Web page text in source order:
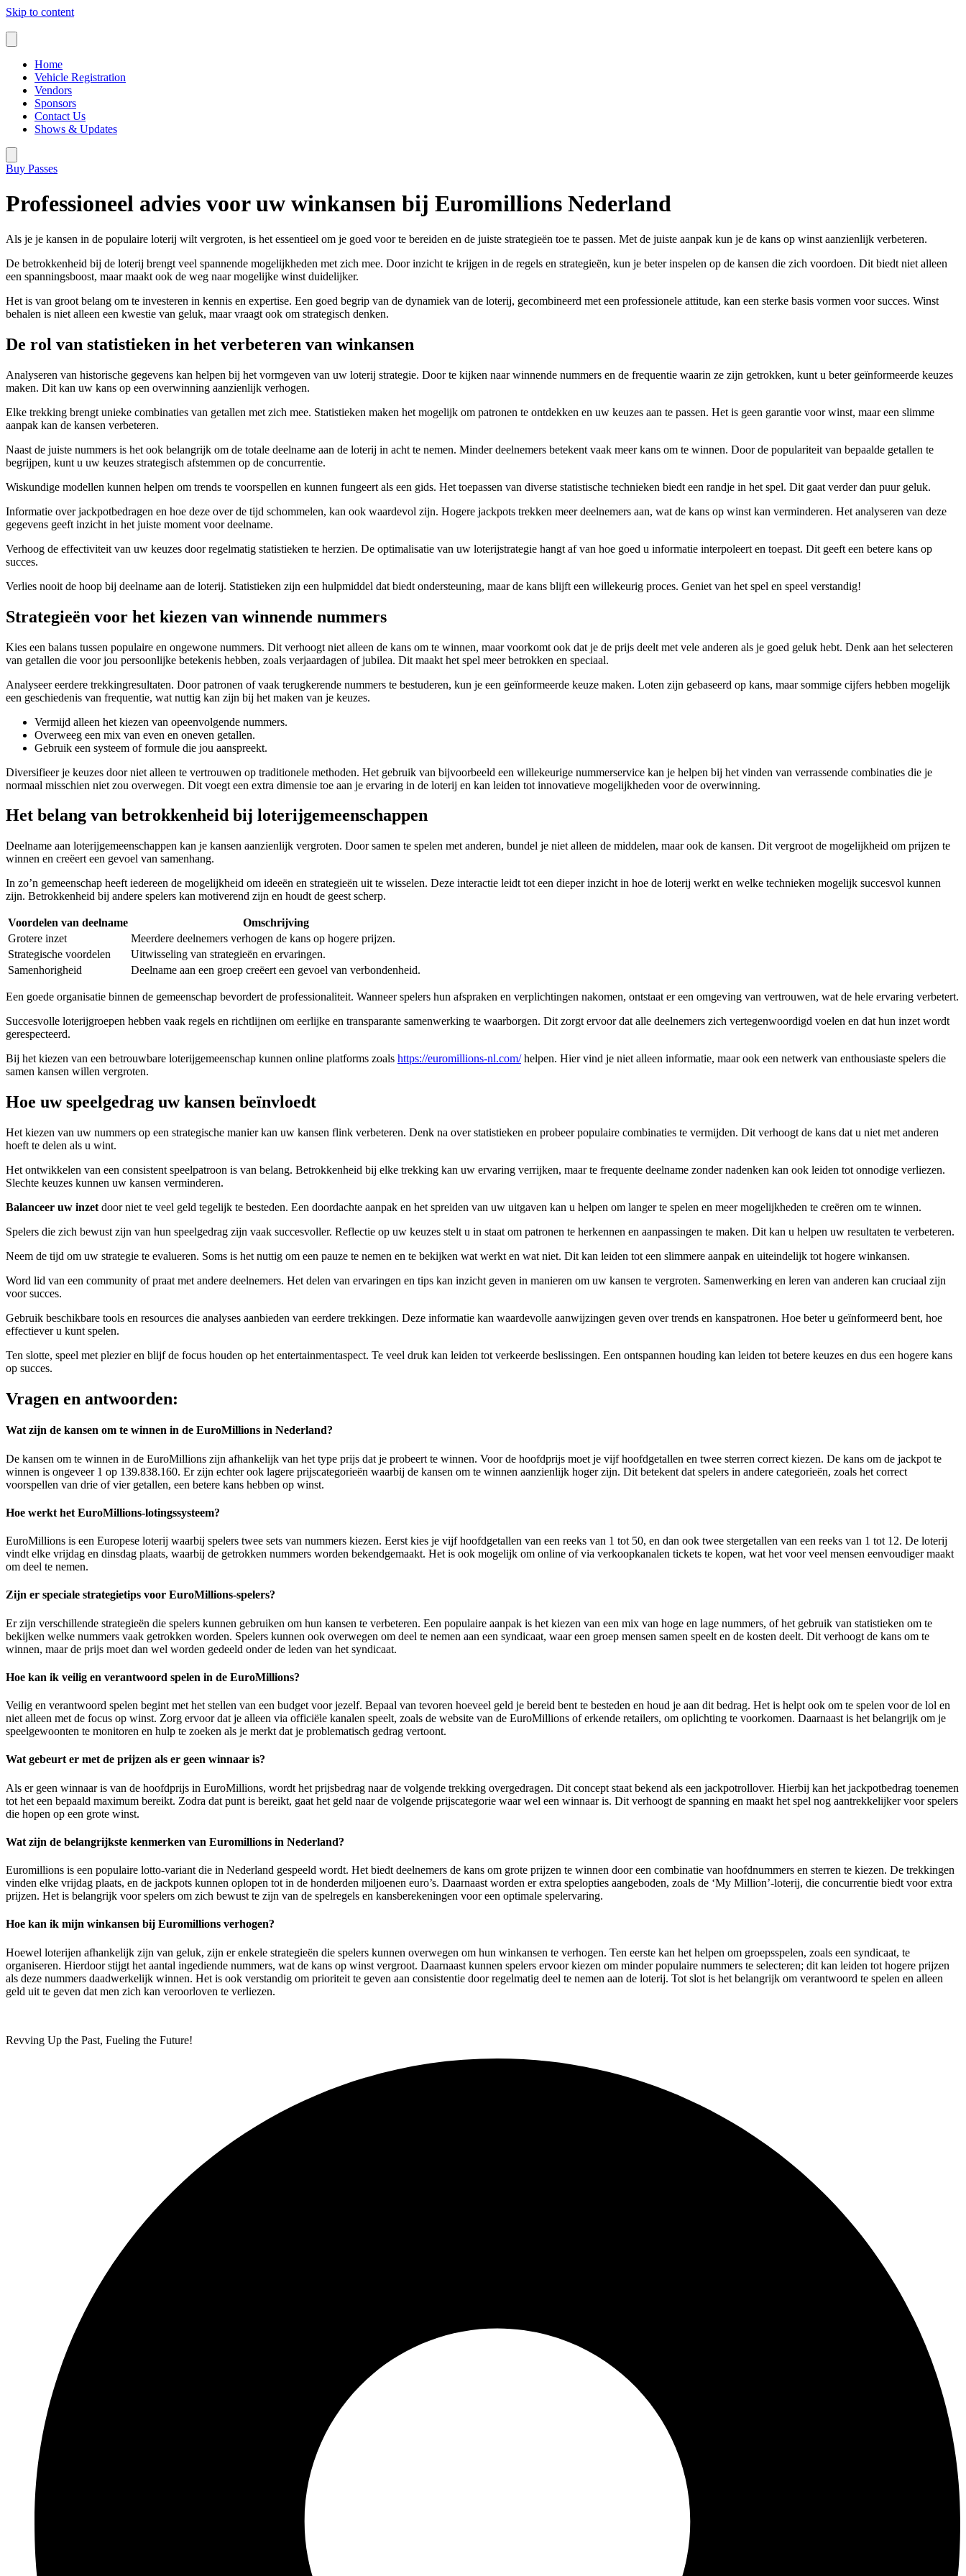
Skip to content
Home
Vehicle Registration
Vendors
Sponsors
Contact Us
Shows & Updates
Buy Passes
Professioneel advies voor uw winkansen bij Euromillions Nederland
Als je je kansen in de populaire loterij wilt vergroten, is het essentieel om je goed voor te bereiden en de juiste strategieën toe te passen. Met de juiste aanpak kun je de kans op winst aanzienlijk verbeteren.
De betrokkenheid bij de loterij brengt veel spannende mogelijkheden met zich mee. Door inzicht te krijgen in de regels en strategieën, kun je beter inspelen op de kansen die zich voordoen. Dit biedt niet alleen
een spanningsboost, maar maakt ook de weg naar mogelijke winst duidelijker.
Het is van groot belang om te investeren in kennis en expertise. Een goed begrip van de dynamiek van de loterij, gecombineerd met een professionele attitude, kan een sterke basis vormen voor succes. Winst
behalen is niet alleen een kwestie van geluk, maar vraagt ook om strategisch denken.
De rol van statistieken in het verbeteren van winkansen
Analyseren van historische gegevens kan helpen bij het vormgeven van uw loterij strategie. Door te kijken naar winnende nummers en de frequentie waarin ze zijn getrokken, kunt u beter geïnformeerde keuzes
maken. Dit kan uw kans op een overwinning aanzienlijk verhogen.
Elke trekking brengt unieke combinaties van getallen met zich mee. Statistieken maken het mogelijk om patronen te ontdekken en uw keuzes aan te passen. Het is geen garantie voor winst, maar een slimme
aanpak kan de kansen verbeteren.
Naast de juiste nummers is het ook belangrijk om de totale deelname aan de loterij in acht te nemen. Minder deelnemers betekent vaak meer kans om te winnen. Door de populariteit van bepaalde getallen te
begrijpen, kunt u uw keuzes strategisch afstemmen op de concurrentie.
Wiskundige modellen kunnen helpen om trends te voorspellen en kunnen fungeert als een gids. Het toepassen van diverse statistische technieken biedt een randje in het spel. Dit gaat verder dan puur geluk.
Informatie over jackpotbedragen en hoe deze over de tijd schommelen, kan ook waardevol zijn. Hogere jackpots trekken meer deelnemers aan, wat de kans op winst kan verminderen. Het analyseren van deze
gegevens geeft inzicht in het juiste moment voor deelname.
Verhoog de effectiviteit van uw keuzes door regelmatig statistieken te herzien. De optimalisatie van uw loterijstrategie hangt af van hoe goed u informatie interpoleert en toepast. Dit geeft een betere kans op
succes.
Verlies nooit de hoop bij deelname aan de loterij. Statistieken zijn een hulpmiddel dat biedt ondersteuning, maar de kans blijft een willekeurig proces. Geniet van het spel en speel verstandig!
Strategieën voor het kiezen van winnende nummers
Kies een balans tussen populaire en ongewone nummers. Dit verhoogt niet alleen de kans om te winnen, maar voorkomt ook dat je de prijs deelt met vele anderen als je goed geluk hebt. Denk aan het selecteren
van getallen die voor jou persoonlijke betekenis hebben, zoals verjaardagen of jubilea. Dit maakt het spel meer betrokken en speciaal.
Analyseer eerdere trekkingresultaten. Door patronen of vaak terugkerende nummers te bestuderen, kun je een geïnformeerde keuze maken. Loten zijn gebaseerd op kans, maar sommige cijfers hebben mogelijk
een geschiedenis van frequentie, wat nuttig kan zijn bij het maken van je keuzes.
Vermijd alleen het kiezen van opeenvolgende nummers.
Overweeg een mix van even en oneven getallen.
Gebruik een systeem of formule die jou aanspreekt.
Diversifieer je keuzes door niet alleen te vertrouwen op traditionele methoden. Het gebruik van bijvoorbeeld een willekeurige nummerservice kan je helpen bij het vinden van verrassende combinaties die je
normaal misschien niet zou overwegen. Dit voegt een extra dimensie toe aan je ervaring in de loterij en kan leiden tot innovatieve mogelijkheden voor de overwinning.
Het belang van betrokkenheid bij loterijgemeenschappen
Deelname aan loterijgemeenschappen kan je kansen aanzienlijk vergroten. Door samen te spelen met anderen, bundel je niet alleen de middelen, maar ook de kansen. Dit vergroot de mogelijkheid om prijzen te
winnen en creëert een gevoel van samenhang.
In zo’n gemeenschap heeft iedereen de mogelijkheid om ideeën en strategieën uit te wisselen. Deze interactie leidt tot een dieper inzicht in hoe de loterij werkt en welke technieken mogelijk succesvol kunnen
zijn. Betrokkenheid bij andere spelers kan motiverend zijn en houdt de geest scherp.
Voordelen van deelname
Omschrijving
Grotere inzet
Meerdere deelnemers verhogen de kans op hogere prijzen.
Strategische voordelen
Uitwisseling van strategieën en ervaringen.
Samenhorigheid
Deelname aan een groep creëert een gevoel van verbondenheid.
Een goede organisatie binnen de gemeenschap bevordert de professionaliteit. Wanneer spelers hun afspraken en verplichtingen nakomen, ontstaat er een omgeving van vertrouwen, wat de hele ervaring verbetert.
Succesvolle loterijgroepen hebben vaak regels en richtlijnen om eerlijke en transparante samenwerking te waarborgen. Dit zorgt ervoor dat alle deelnemers zich vertegenwoordigd voelen en dat hun inzet wordt
gerespecteerd.
Bij het kiezen van een betrouwbare loterijgemeenschap kunnen online platforms zoals https://euromillions-nl.com/helpen. Hier vind je niet alleen informatie, maar ook een netwerk van enthousiaste spelers die
samen kansen willen vergroten.
Hoe uw speelgedrag uw kansen beïnvloedt
Het kiezen van uw nummers op een strategische manier kan uw kansen flink verbeteren. Denk na over statistieken en probeer populaire combinaties te vermijden. Dit verhoogt de kans dat u niet met anderen
hoeft te delen als u wint.
Het ontwikkelen van een consistent speelpatroon is van belang. Betrokkenheid bij elke trekking kan uw ervaring verrijken, maar te frequente deelname zonder nadenken kan ook leiden tot onnodige verliezen.
Slechte keuzes kunnen uw kansen verminderen.
Balanceer uw inzet door niet te veel geld tegelijk te besteden. Een doordachte aanpak en het spreiden van uw uitgaven kan u helpen om langer te spelen en meer mogelijkheden te creëren om te winnen.
Spelers die zich bewust zijn van hun speelgedrag zijn vaak succesvoller. Reflectie op uw keuzes stelt u in staat om patronen te herkennen en aanpassingen te maken. Dit kan u helpen uw resultaten te verbeteren.
Neem de tijd om uw strategie te evalueren. Soms is het nuttig om een pauze te nemen en te bekijken wat werkt en wat niet. Dit kan leiden tot een slimmere aanpak en uiteindelijk tot hogere winkansen.
Word lid van een community of praat met andere deelnemers. Het delen van ervaringen en tips kan inzicht geven in manieren om uw kansen te vergroten. Samenwerking en leren van anderen kan cruciaal zijn
voor succes.
Gebruik beschikbare tools en resources die analyses aanbieden van eerdere trekkingen. Deze informatie kan waardevolle aanwijzingen geven over trends en kanspatronen. Hoe beter u geïnformeerd bent, hoe
effectiever u kunt spelen.
Ten slotte, speel met plezier en blijf de focus houden op het entertainmentaspect. Te veel druk kan leiden tot verkeerde beslissingen. Een ontspannen houding kan leiden tot betere keuzes en dus een hogere kans
op succes.
Vragen en antwoorden:
Wat zijn de kansen om te winnen in de EuroMillions in Nederland?
De kansen om te winnen in de EuroMillions zijn afhankelijk van het type prijs dat je probeert te winnen. Voor de hoofdprijs moet je vijf hoofdgetallen en twee sterren correct kiezen. De kans om de jackpot te
winnen is ongeveer 1 op 139.838.160. Er zijn echter ook lagere prijscategorieën waarbij de kansen om te winnen aanzienlijk hoger zijn. Dit betekent dat spelers in andere categorieën, zoals het correct
voorspellen van drie of vier getallen, een betere kans hebben op winst.
Hoe werkt het EuroMillions-lotingssysteem?
EuroMillions is een Europese loterij waarbij spelers twee sets van nummers kiezen. Eerst kies je vijf hoofdgetallen van een reeks van 1 tot 50, en dan ook twee stergetallen van een reeks van 1 tot 12. De loterij
vindt elke vrijdag en dinsdag plaats, waarbij de getrokken nummers worden bekendgemaakt. Het is ook mogelijk om online of via verkoopkanalen tickets te kopen, wat het voor veel mensen eenvoudiger maakt
om deel te nemen.
Zijn er speciale strategietips voor EuroMillions-spelers?
Er zijn verschillende strategieën die spelers kunnen gebruiken om hun kansen te verbeteren. Een populaire aanpak is het kiezen van een mix van hoge en lage nummers, of het gebruik van statistieken om te
bekijken welke nummers vaak getrokken worden. Spelers kunnen ook overwegen om deel te nemen aan een syndicaat, waar een groep mensen samen speelt en de kosten deelt. Dit verhoogt de kans om te
winnen, maar de prijs moet dan wel worden gedeeld onder de leden van het syndicaat.
Hoe kan ik veilig en verantwoord spelen in de EuroMillions?
Veilig en verantwoord spelen begint met het stellen van een budget voor jezelf. Bepaal van tevoren hoeveel geld je bereid bent te besteden en houd je aan dit bedrag. Het is helpt ook om te spelen voor de lol en
niet alleen met de focus op winst. Zorg ervoor dat je alleen via officiële kanalen speelt, zoals de website van de EuroMillions of erkende retailers, om oplichting te voorkomen. Daarnaast is het belangrijk om je
speelgewoonten te monitoren en hulp te zoeken als je merkt dat je problematisch gedrag vertoont.
Wat gebeurt er met de prijzen als er geen winnaar is?
Als er geen winnaar is van de hoofdprijs in EuroMillions, wordt het prijsbedrag naar de volgende trekking overgedragen. Dit concept staat bekend als een jackpotrollover. Hierbij kan het jackpotbedrag toenemen
tot het een bepaald maximum bereikt. Zodra dat punt is bereikt, gaat het geld naar de volgende prijscategorie waar wel een winnaar is. Dit verhoogt de spanning en maakt het spel nog aantrekkelijker voor spelers
die hopen op een grote winst.
Wat zijn de belangrijkste kenmerken van Euromillions in Nederland?
Euromillions is een populaire lotto-variant die in Nederland gespeeld wordt. Het biedt deelnemers de kans om grote prijzen te winnen door een combinatie van hoofdnummers en sterren te kiezen. De trekkingen
vinden elke vrijdag plaats, en de jackpots kunnen oplopen tot in de honderden miljoenen euro’s. Daarnaast worden er extra spelopties aangeboden, zoals de ‘My Million’-loterij, die concurrentie biedt voor extra
prijzen. Het is belangrijk voor spelers om zich bewust te zijn van de spelregels en kansberekeningen voor een optimale spelervaring.
Hoe kan ik mijn winkansen bij Euromillions verhogen?
Hoewel loterijen afhankelijk zijn van geluk, zijn er enkele strategieën die spelers kunnen overwegen om hun winkansen te verhogen. Ten eerste kan het helpen om groepsspelen, zoals een syndicaat, te
organiseren. Hierdoor stijgt het aantal ingediende nummers, wat de kans op winst vergroot. Daarnaast kunnen spelers ervoor kiezen om minder populaire nummers te selecteren; dit kan leiden tot hogere prijzen
als deze nummers daadwerkelijk winnen. Het is ook verstandig om prioriteit te geven aan consistentie door regelmatig deel te nemen aan de loterij. Tot slot is het belangrijk om verantwoord te spelen en alleen
geld uit te geven dat men zich kan veroorloven te verliezen.
Revving Up the Past, Fueling the Future!